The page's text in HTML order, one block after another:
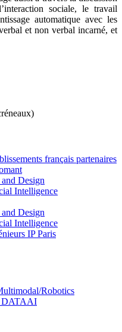
sociale, le travail
automatique avec les
et non verbal incarné, et
français partenaires
Design
Intelligence
Design
Intelligence
IP Paris
Robotics
DATAAI